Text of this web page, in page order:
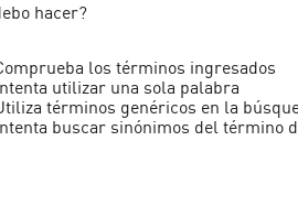
hacer?
los términos ingresados
utilizar una sola palabra
términos genéricos en la
buscar sinónimos del término